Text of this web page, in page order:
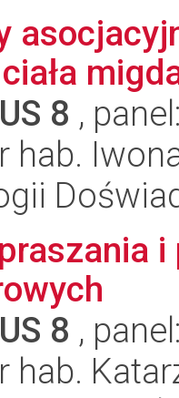
8 ,
hab.
8 ,
hab.